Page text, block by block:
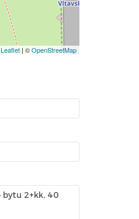
Leaflet | ©OpenStreetMap